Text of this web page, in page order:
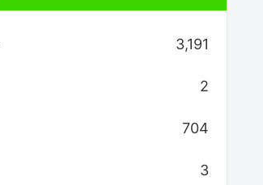
3,191
2
704
3